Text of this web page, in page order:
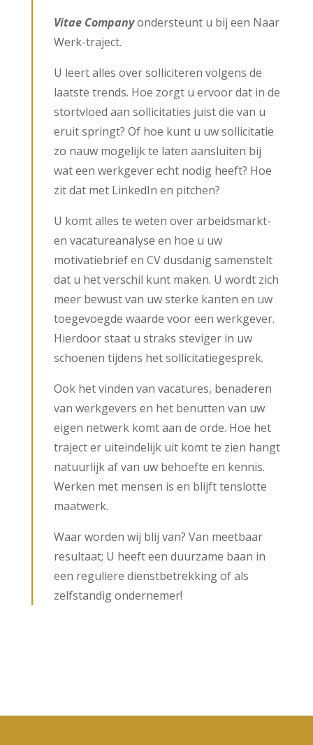
Vitae Companyondersteunt u bij een Naar
Werk-traject.
U leert alles over solliciteren volgens de
laatste trends. Hoe zorgt u ervoor dat in de
stortvloed aan sollicitaties juist die van u
eruit springt? Of hoe kunt u uw sollicitatie
zo nauw mogelijk te laten aansluiten bij
wat een werkgever echt nodig heeft? Hoe
zit dat met LinkedIn en pitchen?
U komt alles te weten over arbeidsmarkt-
en vacatureanalyse en hoe u uw
motivatiebrief en CV dusdanig samenstelt
dat u het verschil kunt maken. U wordt zich
meer bewust van uw sterke kanten en uw
toegevoegde waarde voor een werkgever.
Hierdoor staat u straks steviger in uw
schoenen tijdens het sollicitatiegesprek.
Ook het vinden van vacatures, benaderen
van werkgevers en het benutten van uw
eigen netwerk komt aan de orde. Hoe het
traject er uiteindelijk uit komt te zien hangt
natuurlijk af van uw behoefte en kennis.
Werken met mensen is en blijft tenslotte
maatwerk.
Waar worden wij blij van? Van meetbaar
resultaat; U heeft een duurzame baan in
een reguliere dienstbetrekking of als
zelfstandig ondernemer!